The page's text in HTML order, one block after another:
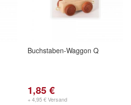
Buchstaben-Waggon Q
1,85 €
+ 4,95 € Versand